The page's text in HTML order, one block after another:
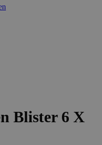
Blister 6 X